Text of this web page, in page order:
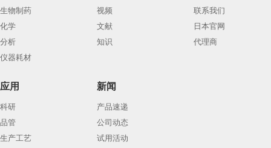
生物制药
化学
分析
仪器耗材
视频
文献
知识
联系我们
日本官网
代理商
应用
科研
品管
生产工艺
新闻
产品速递
公司动态
试用活动